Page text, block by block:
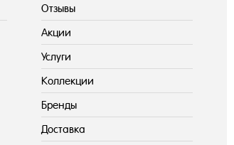
Отзывы
Акции
Услуги
Коллекции
Бренды
Доставка